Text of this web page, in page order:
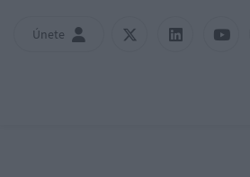
Únete